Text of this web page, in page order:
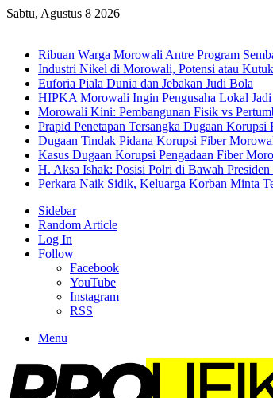
Sabtu, Agustus 8 2026
Ribuan Warga Morowali Antre Program
Industri Nikel di Morowali, Potensi atau
Euforia Piala Dunia dan Jebakan Judi Bola
HIPKA Morowali Ingin Pengusaha Lokal Jadi
Morowali Kini: Pembangunan Fisik vs
Prapid Penetapan Tersangka Dugaan
Dugaan Tindak Pidana Korupsi Fiber
Kasus Dugaan Korupsi Pengadaan Fiber
H. Aksa Ishak: Posisi Polri di Bawah
Perkara Naik Sidik, Keluarga Korban Minta
Sidebar
Random Article
Log In
Follow
Facebook
YouTube
Instagram
RSS
Menu